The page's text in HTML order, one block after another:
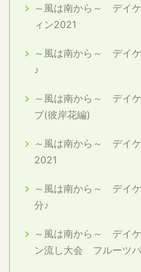
～風は南から～ デイ
ィン2021
～風は南から～ デイ
♪
～風は南から～ デイ
ブ(彼岸花編)
～風は南から～ デイ
2021
～風は南から～ デイ
分♪
～風は南から～ デイ
ン流し大会 フルーツ